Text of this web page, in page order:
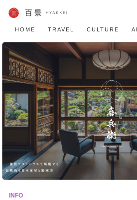
HOME TRAVEL CULTURE